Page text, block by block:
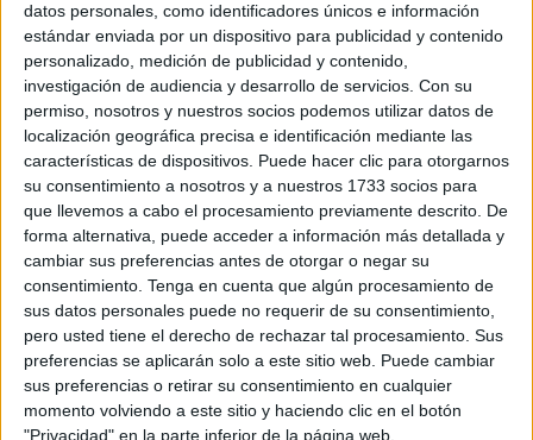
datos personales, como identificadores únicos e información
estándar enviada por un dispositivo para publicidad y contenido
personalizado, medición de publicidad y contenido,
investigación de audiencia y desarrollo de servicios. Con su
permiso, nosotros y nuestros socios podemos utilizar datos de
localización geográfica precisa e identificación mediante las
características de dispositivos. Puede hacer clic para otorgarnos
su consentimiento a nosotros y a nuestros 1733 socios para
que llevemos a cabo el procesamiento previamente descrito. De
forma alternativa, puede acceder a información más detallada y
cambiar sus preferencias antes de otorgar o negar su
consentimiento. Tenga en cuenta que algún procesamiento de
sus datos personales puede no requerir de su consentimiento,
pero usted tiene el derecho de rechazar tal procesamiento. Sus
preferencias se aplicarán solo a este sitio web. Puede cambiar
sus preferencias o retirar su consentimiento en cualquier
momento volviendo a este sitio y haciendo clic en el botón
"Privacidad" en la parte inferior de la página web.
TODASNUESTRASNOVEDADES
Escribe tu correo electrónico…
SUSCRIBIRSE